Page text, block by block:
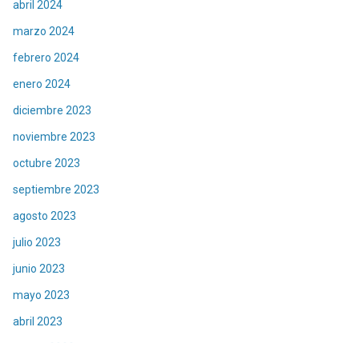
abril 2024
marzo 2024
febrero 2024
enero 2024
diciembre 2023
noviembre 2023
octubre 2023
septiembre 2023
agosto 2023
julio 2023
junio 2023
mayo 2023
abril 2023